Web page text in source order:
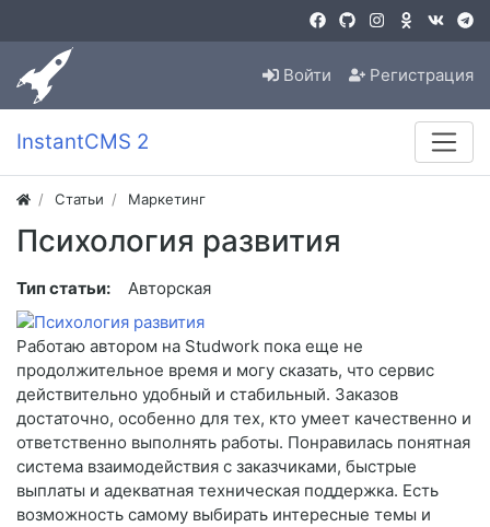
Войти Регистрация
InstantCMS 2
Статьи Маркетинг
Психология развития
Тип статьи: Авторская
Работаю автором на Studwork пока еще не
продолжительное время и могу сказать, что сервис
действительно удобный и стабильный. Заказов
достаточно, особенно для тех, кто умеет качественно и
ответственно выполнять работы. Понравилась понятная
система взаимодействия с заказчиками, быстрые
выплаты и адекватная техническая поддержка. Есть
возможность самому выбирать интересные темы и